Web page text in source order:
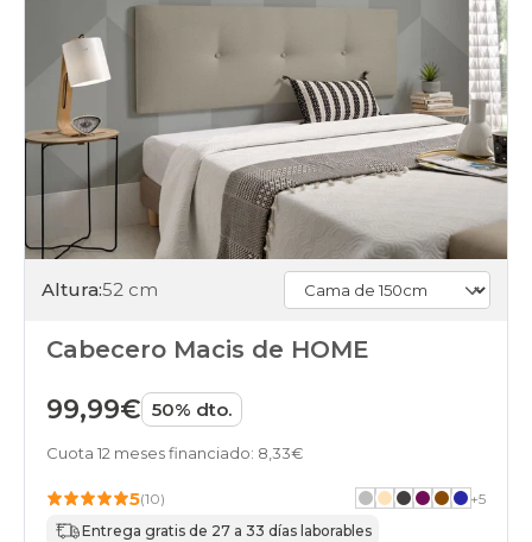
Altura:52 cm
Cabecero Macis de HOME
99,99€ 50% dto.
Cuota 12 meses financiado: 8,33€
5(10) +5
Entrega gratis de 27 a 33 días laborables